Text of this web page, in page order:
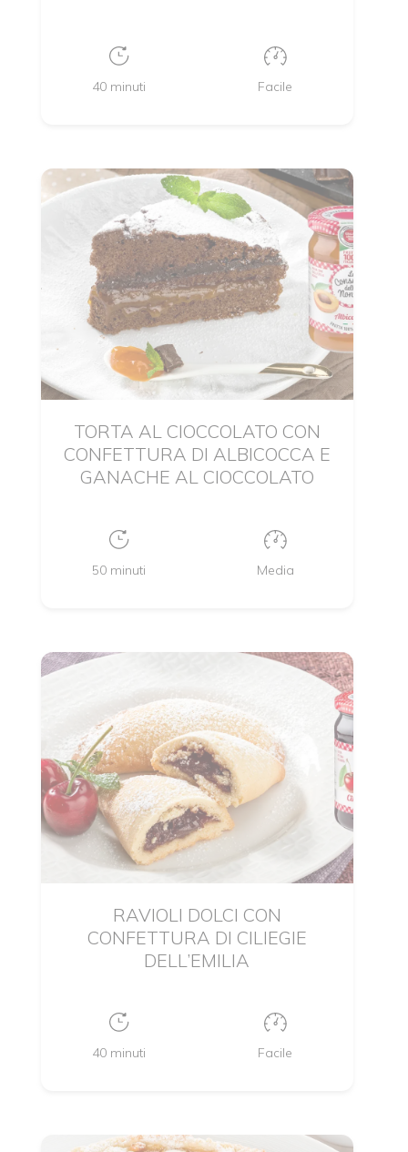
40 minuti Facile
TORTA AL CIOCCOLATO CON
CONFETTURA DI ALBICOCCA E
GANACHE AL CIOCCOLATO
50 minuti Media
RAVIOLI DOLCI CON
CONFETTURA DI CILIEGIE
DELL’EMILIA
40 minuti Facile